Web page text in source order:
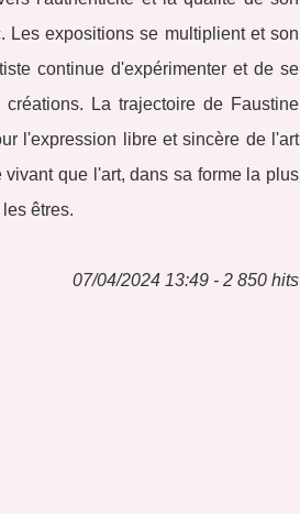
expositions se multiplient et son
continue d'expérimenter et de se
La trajectoire de Faustine
l'expression libre et sincère de l'art
que l'art, dans sa forme la plus
êtres.
07/04/2024 13:49 - 2 850 hits